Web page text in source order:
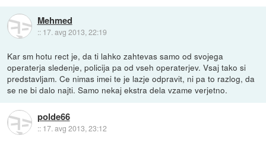
Mehmed
:: 17. avg 2013, 22:19
Kar sm hotu rect je, da ti lahko zahtevas samo od svojega
operaterja sledenje, policija pa od vseh operaterjev. Vsaj tako si
predstavljam. Ce nimas imei te je lazje odpravit, ni pa to razlog, da
se ne bi dalo najti. Samo nekaj ekstra dela vzame verjetno.
polde66
:: 17. avg 2013, 23:12